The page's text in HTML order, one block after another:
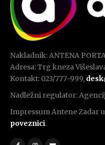
Nakladnik: ANTENA
Adresa: Trg kneza
Kontakt: 023/777-999,
Nadležni regulator:
Impressum Antene Zadar
poveznici.